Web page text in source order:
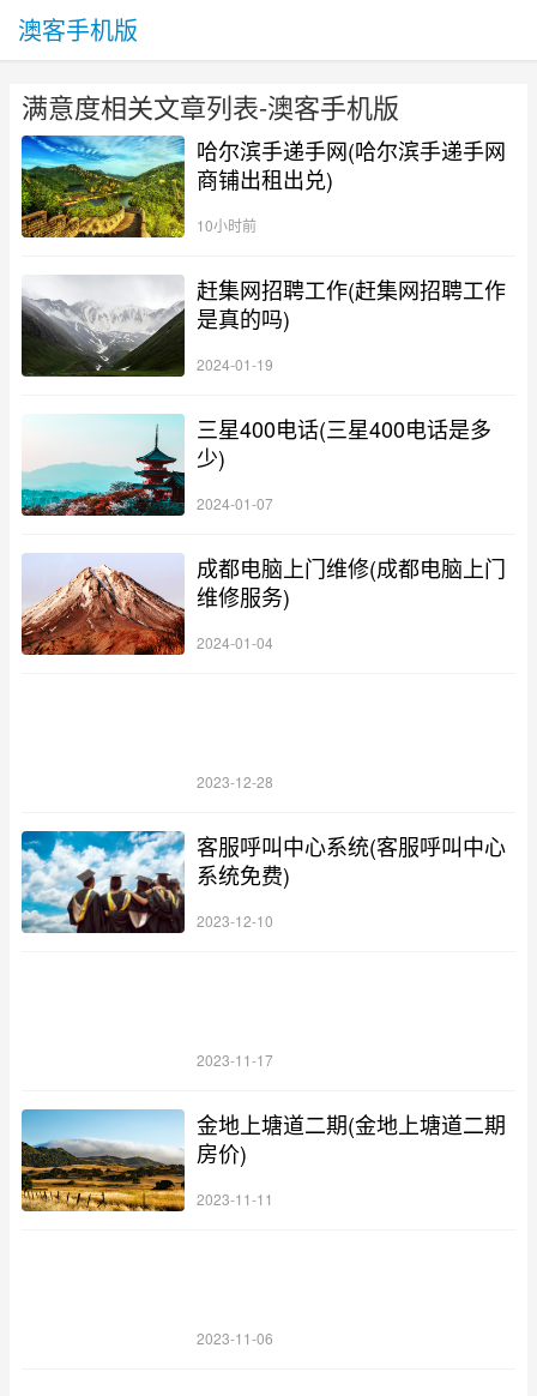
澳客手机版
满意度相关文章列表-澳客手机版
哈尔滨手递手网(哈尔滨手递手网
商铺出租出兑)
10小时前
赶集网招聘工作(赶集网招聘工作
是真的吗)
2024-01-19
三星400电话(三星400电话是多
少)
2024-01-07
成都电脑上门维修(成都电脑上门
维修服务)
2024-01-04
2023-12-28
客服呼叫中心系统(客服呼叫中心
系统免费)
2023-12-10
2023-11-17
金地上塘道二期(金地上塘道二期
房价)
2023-11-11
2023-11-06